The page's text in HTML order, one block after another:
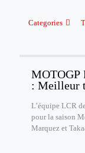
Categories
MOTOGP
: Meilleur
L’équipe LCR
pour la saison
Marquez et